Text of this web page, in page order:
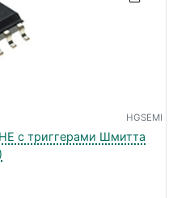
HGSEMI
с триггерами Шмитта